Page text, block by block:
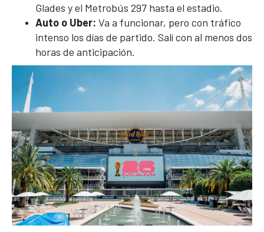
Glades y el Metrobús 297 hasta el estadio.
Auto o Uber: Va a funcionar, pero con tráfico
intenso los días de partido. Salí con al menos dos
horas de anticipación.